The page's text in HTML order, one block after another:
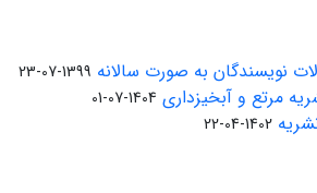
نویسندگان به صورت سالانه 1399-07-23
مرتع و آبخیزداری 1404-07-01
1402-04-22